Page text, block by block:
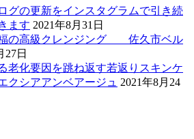
グの更新をインスタグラムで引き続
ます 2021年8月31日
の高級クレンジング 佐久市ベル
27日
老化要因を跳ね返す若返りスキンケ
シアアンベアージュ 2021年8月24